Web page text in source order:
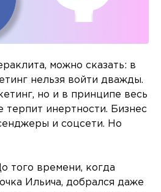
можно сказать: в
нельзя войти дважды.
но и в принципе весь
терпит инертности. Бизнес
и соцсети. Но
того времени, когда
Ильича, добрался даже